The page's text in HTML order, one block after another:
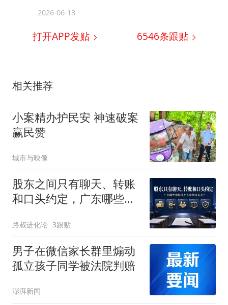
2026-06-13
打开APP发贴 6546条跟贴
相关推荐
小案精办护民安 神速破案
赢民赞
城市与映像
股东之间只有聊天、转账
和口头约定，广东哪些律
路叔进化论 3跟贴
男子在微信家长群里煽动
孤立孩子同学被法院判赔
澎湃新闻